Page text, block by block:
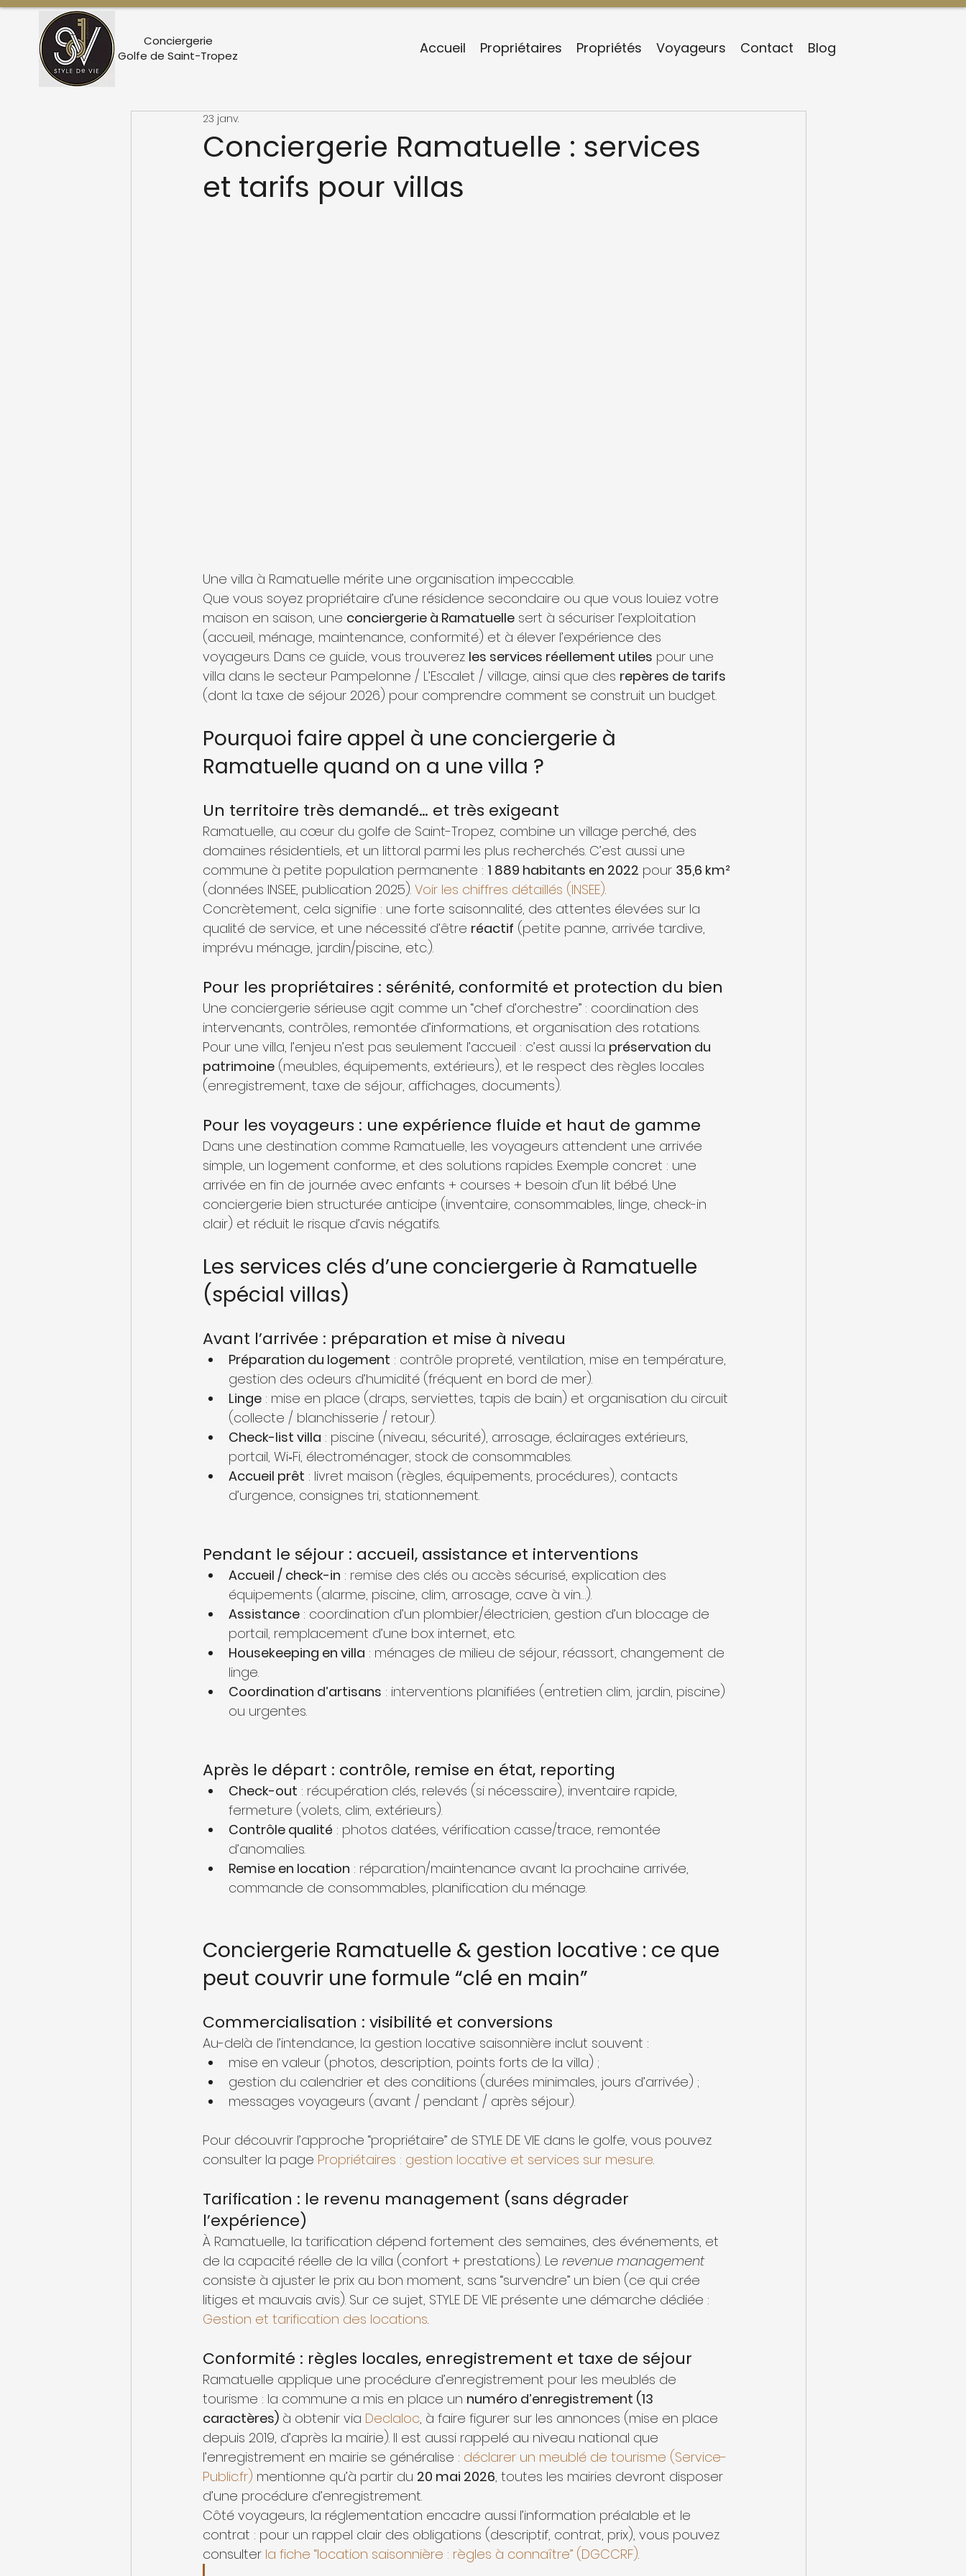
Conciergerie
Golfe de Saint-Tropez
Accueil Propriétaires Propriétés Voyageurs Contact Blog
Conciergerie Ramatuelle : services
et tarifs pour villas
23 janv.
Une villa à Ramatuelle mérite une organisation impeccable.
Que vous soyez propriétaire d’une résidence secondaire ou que vous louiez votre
maison en saison, une conciergerie à Ramatuelle sert à sécuriser l’exploitation
(accueil, ménage, maintenance, conformité) et à élever l’expérience des
voyageurs. Dans ce guide, vous trouverez les services réellement utiles pour une
villa dans le secteur Pampelonne / L’Escalet / village, ainsi que des repères de tarifs
(dont la taxe de séjour 2026) pour comprendre comment se construit un budget.
Pourquoi faire appel à une conciergerie à
Ramatuelle quand on a une villa ?
Un territoire très demandé… et très exigeant
Ramatuelle, au cœur du golfe de Saint-Tropez, combine un village perché, des
domaines résidentiels, et un littoral parmi les plus recherchés. C’est aussi une
commune à petite population permanente : 1 889 habitants en 2022 pour 35,6 km²
(données INSEE, publication 2025). Voir les chiffres détaillés (INSEE).
Concrètement, cela signifie : une forte saisonnalité, des attentes élevées sur la
qualité de service, et une nécessité d’être réactif (petite panne, arrivée tardive,
imprévu ménage, jardin/piscine, etc.).
Pour les propriétaires : sérénité, conformité et protection du bien
Une conciergerie sérieuse agit comme un “chef d’orchestre” : coordination des
intervenants, contrôles, remontée d’informations, et organisation des rotations.
Pour une villa, l’enjeu n’est pas seulement l’accueil : c’est aussi la préservation du
patrimoine (meubles, équipements, extérieurs), et le respect des règles locales
(enregistrement, taxe de séjour, affichages, documents).
Pour les voyageurs : une expérience fluide et haut de gamme
Dans une destination comme Ramatuelle, les voyageurs attendent une arrivée
simple, un logement conforme, et des solutions rapides. Exemple concret : une
arrivée en fin de journée avec enfants + courses + besoin d’un lit bébé. Une
conciergerie bien structurée anticipe (inventaire, consommables, linge, check-in
clair) et réduit le risque d’avis négatifs.
Les services clés d’une conciergerie à Ramatuelle
(spécial villas)
Avant l’arrivée : préparation et mise à niveau
Préparation du logement : contrôle propreté, ventilation, mise en température,
gestion des odeurs d’humidité (fréquent en bord de mer).
Linge : mise en place (draps, serviettes, tapis de bain) et organisation du circuit
(collecte / blanchisserie / retour).
Check-list villa : piscine (niveau, sécurité), arrosage, éclairages extérieurs,
portail, Wi‑Fi, électroménager, stock de consommables.
Accueil prêt : livret maison (règles, équipements, procédures), contacts
d’urgence, consignes tri, stationnement.
Pendant le séjour : accueil, assistance et interventions
Accueil / check-in : remise des clés ou accès sécurisé, explication des
équipements (alarme, piscine, clim, arrosage, cave à vin…).
Assistance : coordination d’un plombier/électricien, gestion d’un blocage de
portail, remplacement d’une box internet, etc.
Housekeeping en villa : ménages de milieu de séjour, réassort, changement de
linge.
Coordination d’artisans : interventions planifiées (entretien clim, jardin, piscine)
ou urgentes.
Après le départ : contrôle, remise en état, reporting
Check-out : récupération clés, relevés (si nécessaire), inventaire rapide,
fermeture (volets, clim, extérieurs).
Contrôle qualité : photos datées, vérification casse/trace, remontée
d’anomalies.
Remise en location : réparation/maintenance avant la prochaine arrivée,
commande de consommables, planification du ménage.
Conciergerie Ramatuelle & gestion locative : ce que
peut couvrir une formule “clé en main”
Commercialisation : visibilité et conversions
Au-delà de l’intendance, la gestion locative saisonnière inclut souvent :
mise en valeur (photos, description, points forts de la villa) ;
gestion du calendrier et des conditions (durées minimales, jours d’arrivée) ;
messages voyageurs (avant / pendant / après séjour).
Pour découvrir l’approche “propriétaire” de STYLE DE VIE dans le golfe, vous pouvez
consulter la page Propriétaires : gestion locative et services sur mesure.
Tarification : le revenu management (sans dégrader
l’expérience)
À Ramatuelle, la tarification dépend fortement des semaines, des événements, et
de la capacité réelle de la villa (confort + prestations). Le revenue management
consiste à ajuster le prix au bon moment, sans “survendre” un bien (ce qui crée
litiges et mauvais avis). Sur ce sujet, STYLE DE VIE présente une démarche dédiée :
Gestion et tarification des locations.
Conformité : règles locales, enregistrement et taxe de séjour
Ramatuelle applique une procédure d’enregistrement pour les meublés de
tourisme : la commune a mis en place un numéro d’enregistrement (13
caractères) à obtenir via Declaloc, à faire figurer sur les annonces (mise en place
depuis 2019, d’après la mairie). Il est aussi rappelé au niveau national que
l’enregistrement en mairie se généralise : déclarer un meublé de tourisme (Service-
Public.fr) mentionne qu’à partir du 20 mai 2026, toutes les mairies devront disposer
d’une procédure d’enregistrement.
Côté voyageurs, la réglementation encadre aussi l’information préalable et le
contrat : pour un rappel clair des obligations (descriptif, contrat, prix), vous pouvez
consulter la fiche “location saisonnière : règles à connaître” (DGCCRF).